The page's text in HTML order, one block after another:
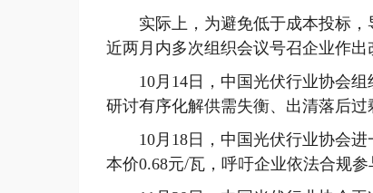
实际上，为避免低于成本投标，
近两月内多次组织会议号召企业作出
10月14日，中国光伏行业协会组
研讨有序化解供需失衡、出清落后
10月18日，中国光伏行业协会进
本价0.68元/瓦，呼吁企业依法合规参